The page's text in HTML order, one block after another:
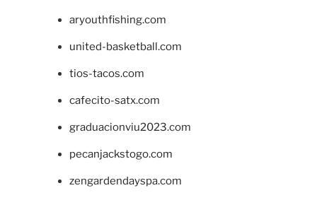
aryouthfishing.com
united-basketball.com
tios-tacos.com
cafecito-satx.com
graduacionviu2023.com
pecanjackstogo.com
zengardendayspa.com